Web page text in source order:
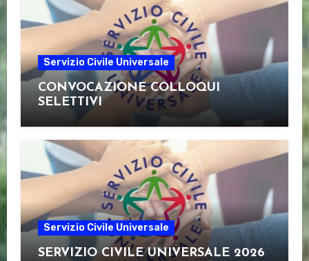
Servizio Civile Universale
CONVOCAZIONE COLLOQUI
SELETTIVI
Servizio Civile Universale
SERVIZIO CIVILE UNIVERSALE 2026